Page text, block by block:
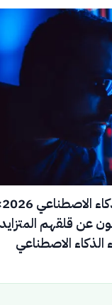
يكشف تقرير «حالة الأمن السيبراني للذكاء الاصطناعي 2026»
قلقهم المتزايد
الاصطناعي